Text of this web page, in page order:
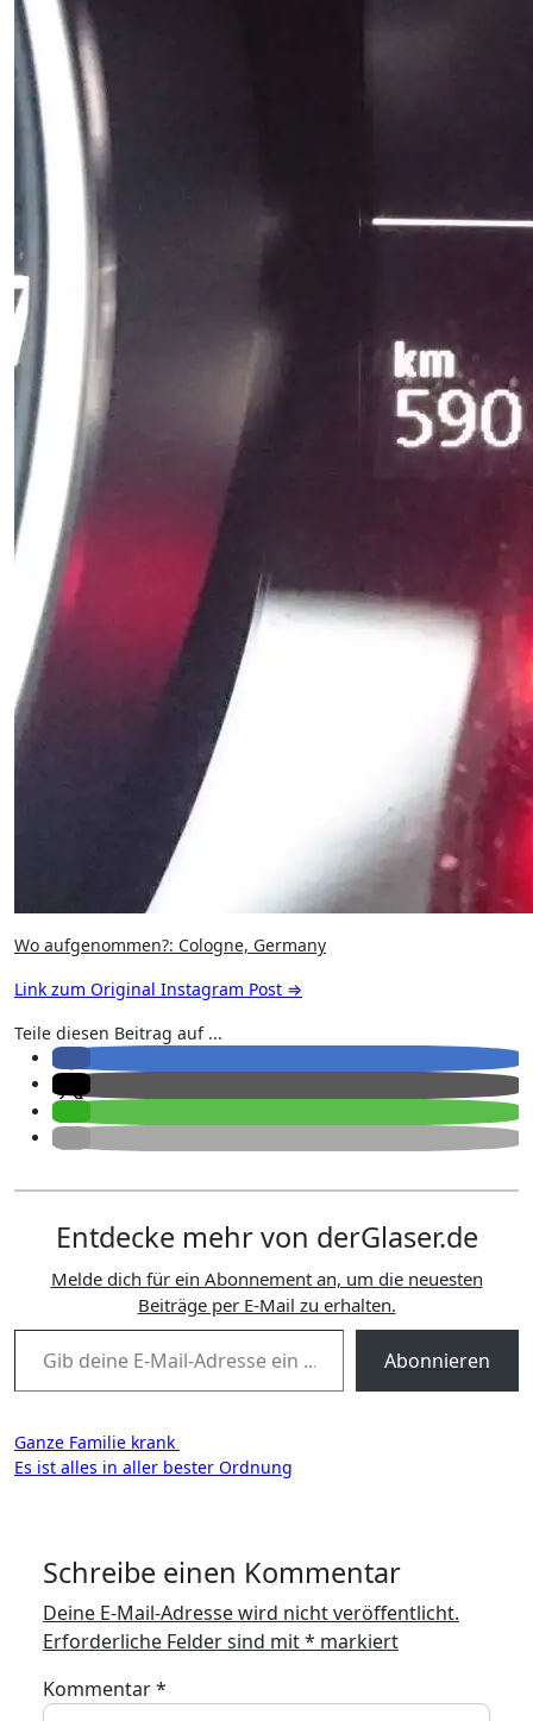
Wo aufgenommen?: Cologne, Germany
Link zum Original Instagram Post ⇒
Teile diesen Beitrag auf ...
Entdecke mehr von derGlaser.de
Melde dich für ein Abonnement an, um die neuesten
Beiträge per E-Mail zu erhalten.
Gib deine E-Mail-Adresse ein ...
Abonnieren
Beitragsnavigation
Ganze Familie krank
Es ist alles in aller bester Ordnung
Schreibe einen Kommentar
Deine E-Mail-Adresse wird nicht veröffentlicht.
Erforderliche Felder sind mit* markiert
Kommentar*